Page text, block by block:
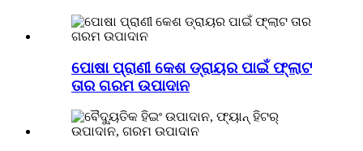
ପୋଷା ପ୍ରାଣୀ କେଶ ଡ୍ରାୟର ପାଇଁ ଫ୍ଲାଟ
ତାର ଗରମ ଉପାଦାନ